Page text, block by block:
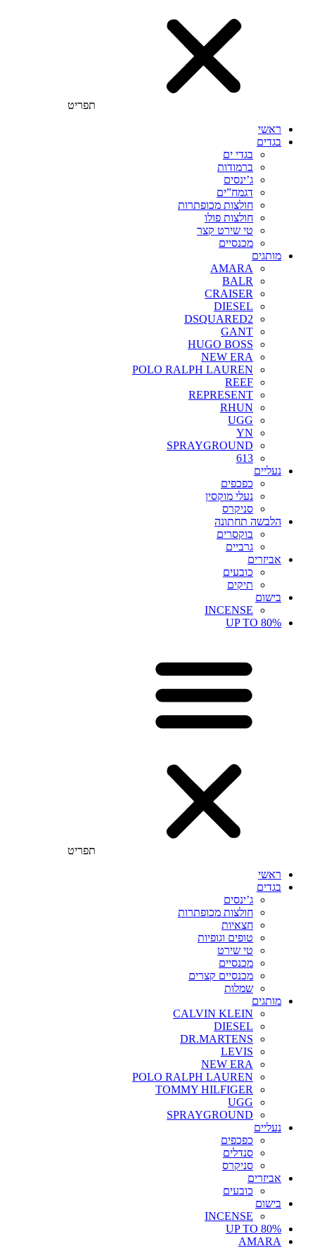
תפריט
ראשי
בגדים
בגדי ים
ברמודות
ג’ינסים
דגמח”ים
חולצות מכופתרות
חולצות פולו
טי שירט קצר
מכנסיים
מותגים
AMARA
BALR
CRAISER
DIESEL
DSQUARED2
GANT
HUGO BOSS
NEW ERA
POLO RALPH LAUREN
REEF
REPRESENT
RHUN
UGG
YN
SPRAYGROUND
613
נעליים
כפכפים
נעלי מוקסין
סניקרס
הלבשה תחתונה
בוקסרים
גרביים
אביזרים
כובעים
תיקים
בישום
INCENSE
UP TO 80%
תפריט
ראשי
בגדים
ג’ינסים
חולצות מכופתרות
חצאיות
טופים וגופיות
טי שירט
מכנסיים
מכנסיים קצרים
שמלות
מותגים
CALVIN KLEIN
DIESEL
DR.MARTENS
LEVIS
NEW ERA
POLO RALPH LAUREN
TOMMY HILFIGER
UGG
SPRAYGROUND
נעליים
כפכפים
סנדלים
סניקרס
אביזרים
כובעים
בישום
INCENSE
UP TO 80%
AMARA